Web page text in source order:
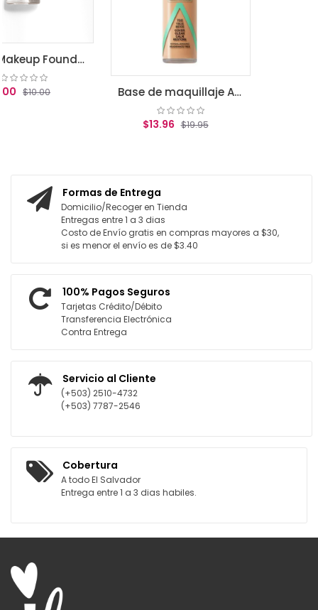
Clean Makeup Foundation, Classic Beige
Base de maquillaje Almay Clear Complexion True beige
Formas de Entrega
Domicilio/Recoger en Tienda
Entregas entre 1 a 3 dias
Costo de Envío gratis en compras mayores a $30,
si es menor el envío es de $3.40
100% Pagos Seguros
Tarjetas Crédito/Débito
Transferencia Electrónica
Contra Entrega
Servicio al Cliente
(+503) 2510-4732
(+503) 7787-2546
Cobertura
A todo El Salvador
Entrega entre 1 a 3 dias habiles.